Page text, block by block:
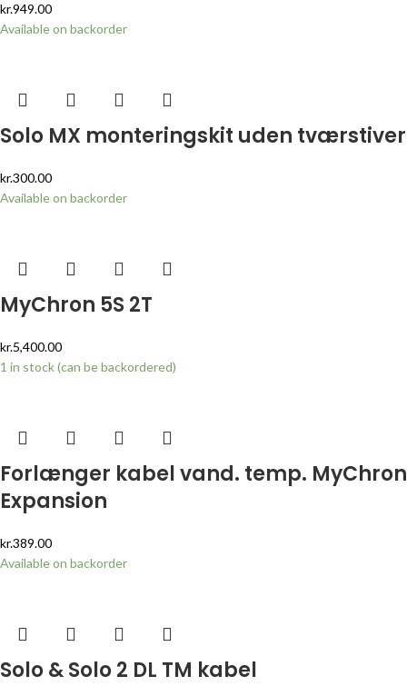
kr.949.00
Available on backorder
Solo MX monteringskit uden tværstiver
kr.300.00
Available on backorder
MyChron 5S 2T
kr.5,400.00
1 in stock (can be backordered)
Forlænger kabel vand. temp. MyChron
Expansion
kr.389.00
Available on backorder
Solo & Solo 2 DL TM kabel